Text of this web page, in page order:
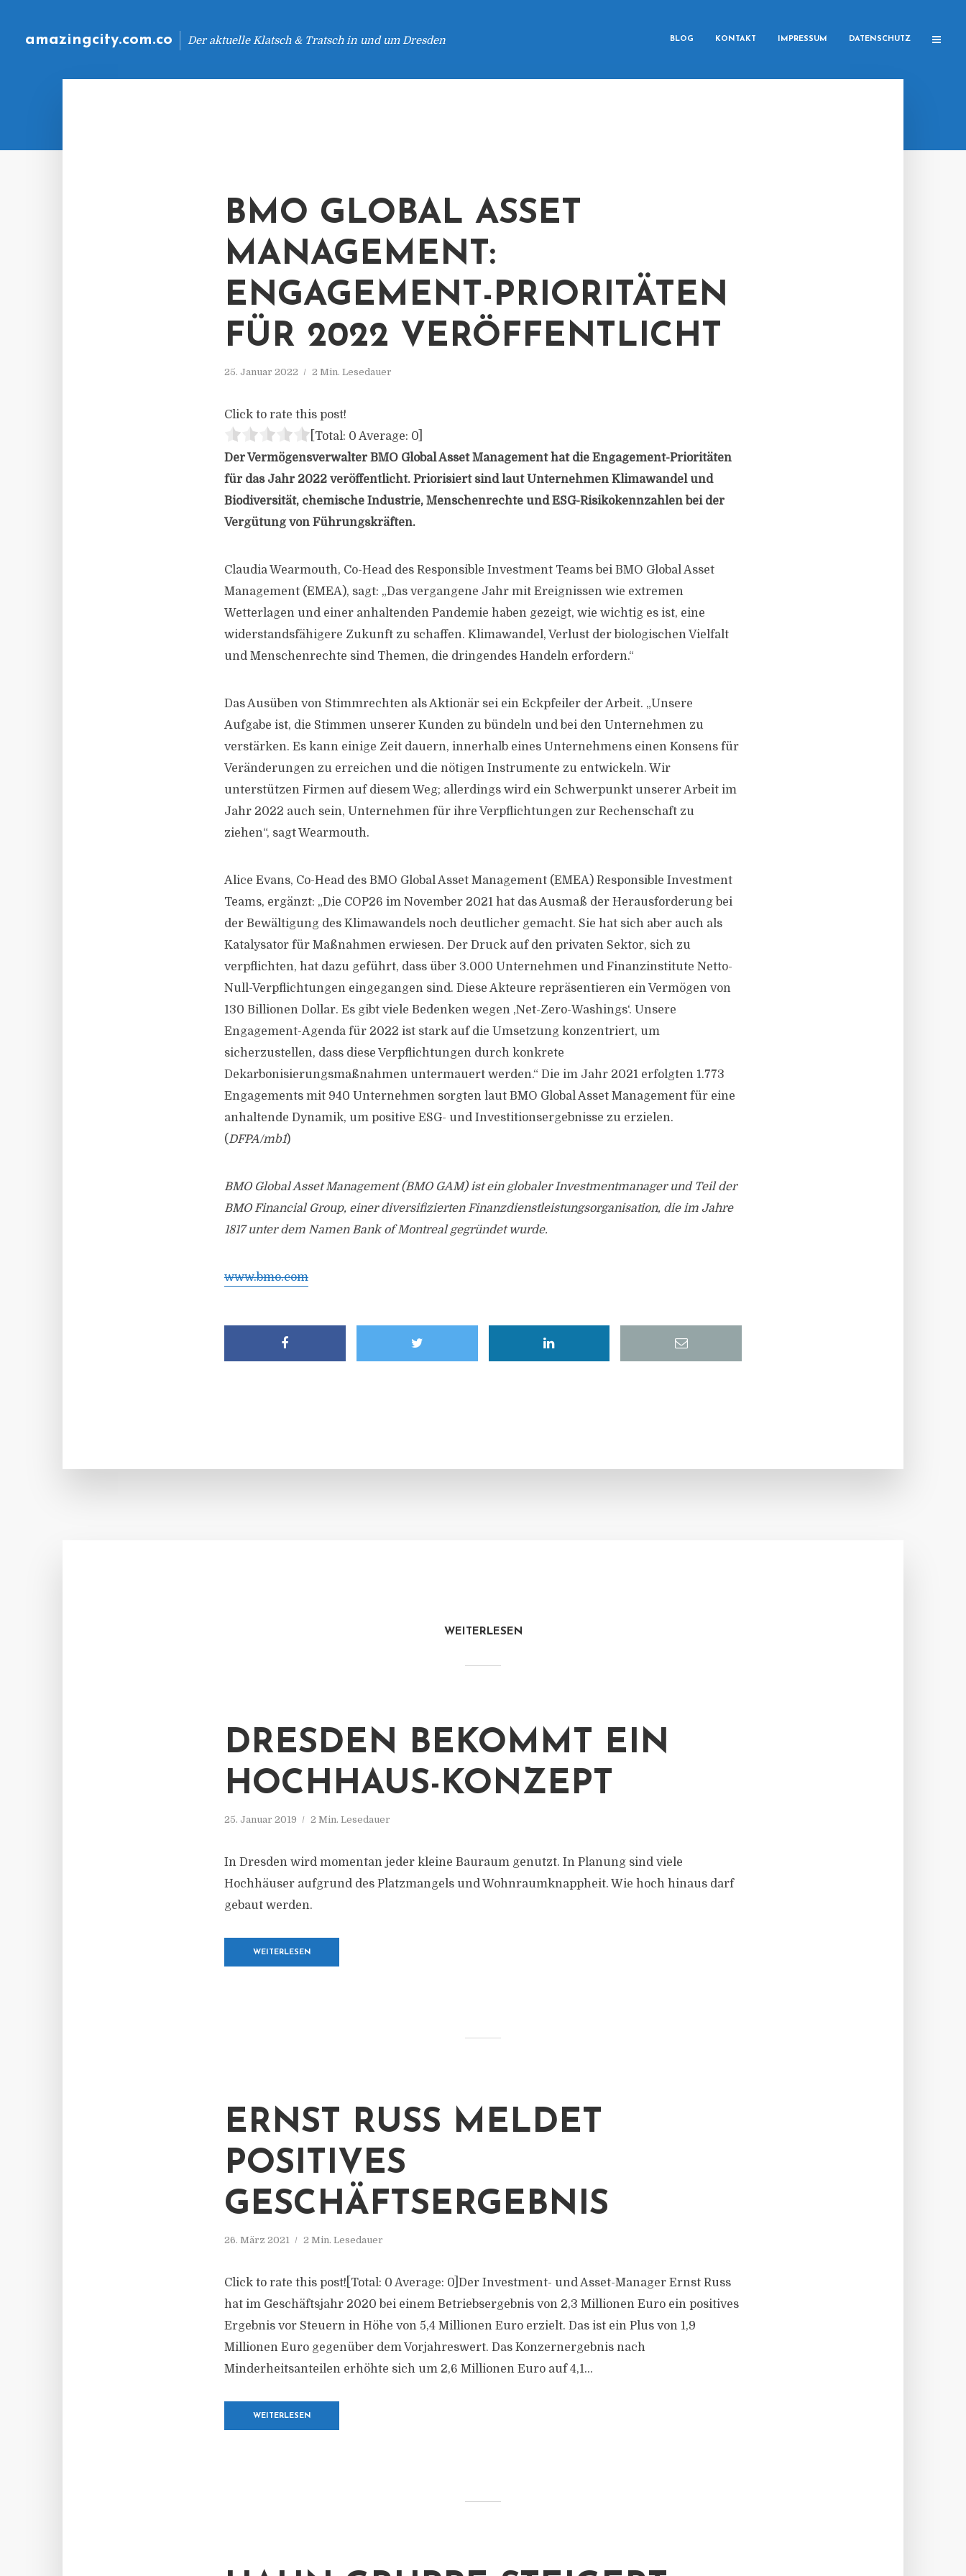
amazingcity.com.co Der aktuelle Klatsch & Tratsch in und um Dresden BLOG KONTAKT IMPRESSUM DATENSCHUTZ
BMO GLOBAL ASSET
MANAGEMENT:
ENGAGEMENT-PRIORITÄTEN
FÜR 2022 VERÖFFENTLICHT
25. Januar 2022 2 Min. Lesedauer
Click to rate this post!
[Total: 0 Average: 0
Der Vermögensverwalter BMO Global Asset Management hat die Engagement-Prioritäten
für das Jahr 2022 veröffentlicht. Priorisiert sind laut Unternehmen Klimawandel und
Biodiversität, chemische Industrie, Menschenrechte und ESG-Risikokennzahlen bei der
Vergütung von Führungskräften.
Claudia Wearmouth, Co-Head des Responsible Investment Teams bei BMO Global Asset
Management (EMEA), sagt: „Das vergangene Jahr mit Ereignissen wie extremen
Wetterlagen und einer anhaltenden Pandemie haben gezeigt, wie wichtig es ist, eine
widerstandsfähigere Zukunft zu schaffen. Klimawandel, Verlust der biologischen Vielfalt
und Menschenrechte sind Themen, die dringendes Handeln erfordern.“
Das Ausüben von Stimmrechten als Aktionär sei ein Eckpfeiler der Arbeit. „Unsere
Aufgabe ist, die Stimmen unserer Kunden zu bündeln und bei den Unternehmen zu
verstärken. Es kann einige Zeit dauern, innerhalb eines Unternehmens einen Konsens für
Veränderungen zu erreichen und die nötigen Instrumente zu entwickeln. Wir
unterstützen Firmen auf diesem Weg; allerdings wird ein Schwerpunkt unserer Arbeit im
Jahr 2022 auch sein, Unternehmen für ihre Verpflichtungen zur Rechenschaft zu
ziehen“, sagt Wearmouth.
Alice Evans, Co-Head des BMO Global Asset Management (EMEA) Responsible Investment
Teams, ergänzt: „Die COP26 im November 2021 hat das Ausmaß der Herausforderung bei
der Bewältigung des Klimawandels noch deutlicher gemacht. Sie hat sich aber auch als
Katalysator für Maßnahmen erwiesen. Der Druck auf den privaten Sektor, sich zu
verpflichten, hat dazu geführt, dass über 3.000 Unternehmen und Finanzinstitute Netto-
Null-Verpflichtungen eingegangen sind. Diese Akteure repräsentieren ein Vermögen von
130 Billionen Dollar. Es gibt viele Bedenken wegen ‚Net-Zero-Washings‘. Unsere
Engagement-Agenda für 2022 ist stark auf die Umsetzung konzentriert, um
sicherzustellen, dass diese Verpflichtungen durch konkrete
Dekarbonisierungsmaßnahmen untermauert werden.“ Die im Jahr 2021 erfolgten 1.773
Engagements mit 940 Unternehmen sorgten laut BMO Global Asset Management für eine
anhaltende Dynamik, um positive ESG- und Investitionsergebnisse zu erzielen.
(DFPA/mb1)
BMO Global Asset Management (BMO GAM) ist ein globaler Investmentmanager und Teil der
BMO Financial Group, einer diversifizierten Finanzdienstleistungsorganisation, die im Jahre
1817 unter dem Namen Bank of Montreal gegründet wurde.
www.bmo.com
WEITERLESEN
DRESDEN BEKOMMT EIN
HOCHHAUS-KONZEPT
25. Januar 2019 2 Min. Lesedauer
In Dresden wird momentan jeder kleine Bauraum genutzt. In Planung sind viele
Hochhäuser aufgrund des Platzmangels und Wohnraumknappheit. Wie hoch hinaus darf
gebaut werden.
WEITERLESEN
ERNST RUSS MELDET
POSITIVES
GESCHÄFTSERGEBNIS
26. März 2021 2 Min. Lesedauer
Click to rate this post![Total: 0 Average: 0]Der Investment- und Asset-Manager Ernst Russ
hat im Geschäftsjahr 2020 bei einem Betriebsergebnis von 2,3 Millionen Euro ein positives
Ergebnis vor Steuern in Höhe von 5,4 Millionen Euro erzielt. Das ist ein Plus von 1,9
Millionen Euro gegenüber dem Vorjahreswert. Das Konzernergebnis nach
Minderheitsanteilen erhöhte sich um 2,6 Millionen Euro auf 4,1...
WEITERLESEN